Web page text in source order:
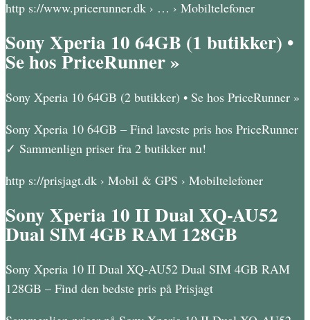
http s://www.pricerunner.dk › … › Mobiltelefoner
Sony Xperia 10 64GB (1 butikker) •
Se hos PriceRunner »
Sony Xperia 10 64GB (2 butikker) • Se hos PriceRunner »
Sony Xperia 10 64GB – Find laveste pris hos PriceRunner
✓ Sammenlign priser fra 2 butikker nu!
http s://prisjagt.dk › Mobil & GPS › Mobiltelefoner
Sony Xperia 10 II Dual XQ-AU52
Dual SIM 4GB RAM 128GB
Sony Xperia 10 II Dual XQ-AU52 Dual SIM 4GB RAM
128GB – Find den bedste pris på Prisjagt